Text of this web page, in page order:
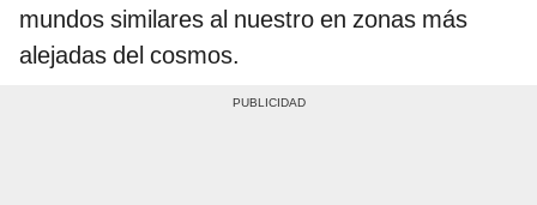
mundos similares al nuestro en zonas más
alejadas del cosmos.